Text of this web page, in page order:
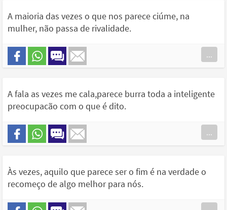
A maioria das vezes o que nos parece ciúme, na
mulher, não passa de rivalidade.
...
A fala as vezes me cala,parece burra toda a inteligente
preocupacão com o que é dito.
...
Às vezes, aquilo que parece ser o fim é na verdade o
recomeço de algo melhor para nós.